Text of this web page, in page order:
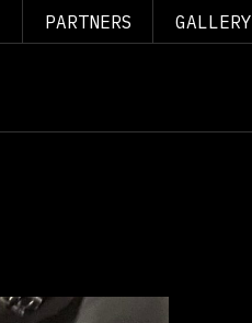
PARTNERS GALLERY